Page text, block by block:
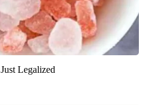
Legalized